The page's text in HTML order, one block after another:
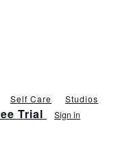
Self Care
Studios
Trial Sign in